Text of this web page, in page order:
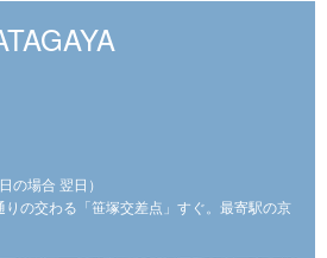
の場合 翌日）
の交わる「笹塚交差点」すぐ。最寄駅の京